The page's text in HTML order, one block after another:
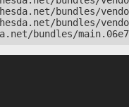
bundles/
bundles/
bundles/